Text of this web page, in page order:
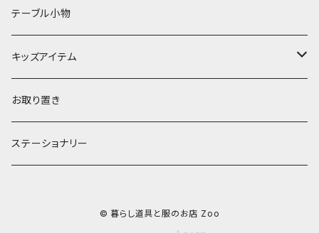
ランプ
ボウル
お茶碗
汁椀・丼ぶり
エプロン
財布・ポーチ
雨傘・日傘
靴・くつした
タオル
クッションカバー
スローケット
テーブル小物
キッズアイテム
靴
スタイ・エプロン
お取り置き
ステーショナリー
© 暮らし道具と服のお店 Zoo